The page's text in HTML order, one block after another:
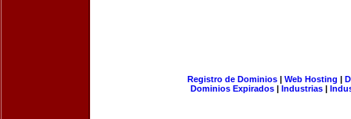
Registro de Dominios| Web Hosting |
Dominios Expirados | Industrias |